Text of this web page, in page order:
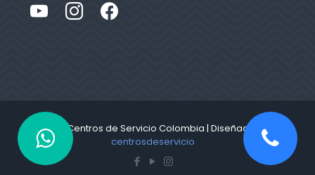
© 2022 Centros de Servicio Colombia | Diseñado por
centrosdeservicio